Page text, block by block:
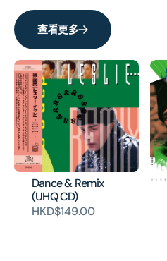
查看更多
Dance & Remix
(UHQ CD)
HKD$149.00